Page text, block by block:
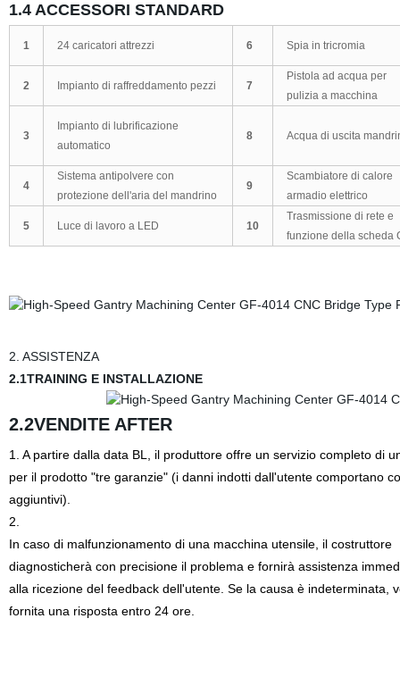
1.4 ACCESSORI STANDARD
1 24caricatori attrezzi 6 Spia in tricromia
2 Impianto di raffreddamento pezzi 7
Pistola ad acqua per
pulizia a macchina
3
Impianto di lubrificazione
automatico
8 Acqua di uscita
4
Sistema antipolvere con
protezione dell'aria del mandrino
9
Scambiatore di calore
armadio elettrico
5 Luce di lavoro a LED 10
Trasmissione di rete e
funzione della scheda
2. ASSISTENZA
2.1TRAINING E INSTALLAZIONE
2.2VENDITE AFTER
1. A partire dalla data BL, il produttore offre un servizio completo di
per il prodotto "tre garanzie" (i danni indotti dall'utente comportano
aggiuntivi).
2.
In caso di malfunzionamento di una macchina utensile, il costruttore
diagnosticherà con precisione il problema e fornirà assistenza
alla ricezione del feedback dell'utente. Se la causa è indeterminata,
fornita una risposta entro 24 ore.